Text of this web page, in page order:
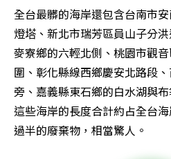
全台最髒的海岸還包含台南市
燈塔、新北市瑞芳區員山子分
麥寮鄉的六輕北側、桃園市觀
圍、彰化縣線西鄉慶安北路段
旁、嘉義縣東石鄉的白水湖與
這些海岸的長度合計約占全台
過半的廢棄物，相當驚人。